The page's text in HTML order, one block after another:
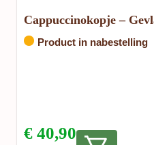
Cappuccinokopje –
Product in nabestelling
€ 40,90